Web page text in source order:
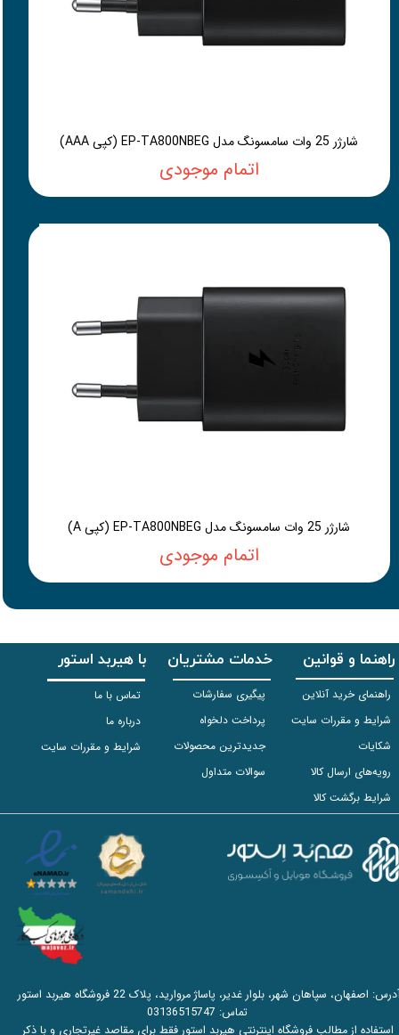
شارژر 25 وات سامسونگ مدل EP-TA800NBEG (کپی AAA)
اتمام موجودی
شارژر 25 وات سامسونگ مدل EP-TA800NBEG (کپی A)
اتمام موجودی
راهنما و قوانین
راهنمای خرید آنلاین
شرایط و مقررات سایت
شکایات
رویه‌های ارسال کالا
شرایط برگشت کالا
خدمات مشتریان
پیگیری سفارشات
پرداخت دلخواه
جدیدترین محصولات
سوالات متداول
با هیربد استور
تماس با ما
درباره ما
شرایط و مقررات سایت
آدرس: اصفهان، سپاهان شهر، بلوار غدیر، پاساژ مروارید، پلاک 22 فروشگاه هیربد استور
تماس: 03136515747
استفاده از مطالب فروشگاه اینترنتی هیربد استور فقط برای مقاصد غیرتجاری و با ذکر